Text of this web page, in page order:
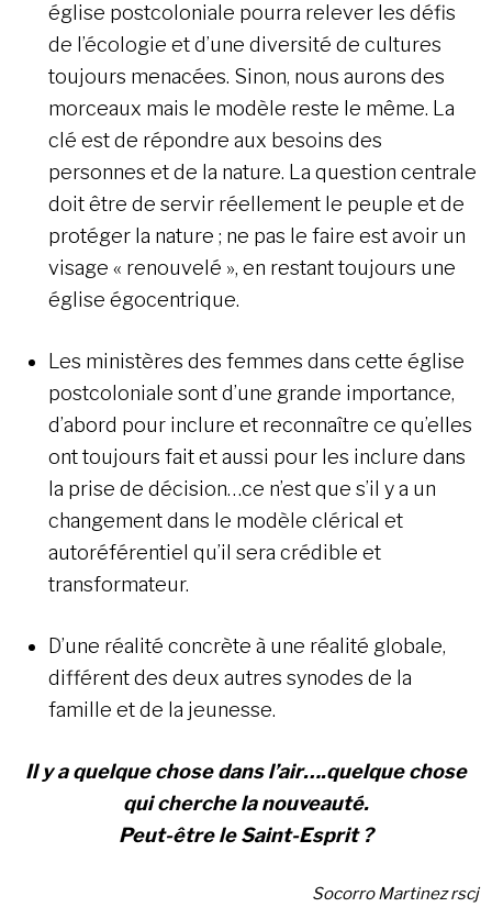
église postcoloniale pourra relever les défis
de l’écologie et d’une diversité de cultures
toujours menacées. Sinon, nous aurons des
morceaux mais le modèle reste le même. La
clé est de répondre aux besoins des
personnes et de la nature. La question centrale
doit être de servir réellement le peuple et de
protéger la nature ; ne pas le faire est avoir un
visage « renouvelé », en restant toujours une
église égocentrique.
Les ministères des femmes dans cette église
postcoloniale sont d’une grande importance,
d’abord pour inclure et reconnaître ce qu’elles
ont toujours fait et aussi pour les inclure dans
la prise de décision…ce n’est que s’il y a un
changement dans le modèle clérical et
autoréférentiel qu’il sera crédible et
transformateur.
D’une réalité concrète à une réalité globale,
différent des deux autres synodes de la
famille et de la jeunesse.
Il y a quelque chose dans l’air….quelque chose
qui cherche la nouveauté.
Peut-être le Saint-Esprit ?
Socorro Martinez rscj